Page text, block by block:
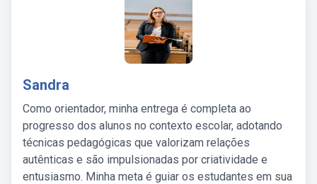
Sandra
Como orientador, minha entrega é completa ao
progresso dos alunos no contexto escolar, adotando
técnicas pedagógicas que valorizam relações
autênticas e são impulsionadas por criatividade e
entusiasmo. Minha meta é guiar os estudantes em sua